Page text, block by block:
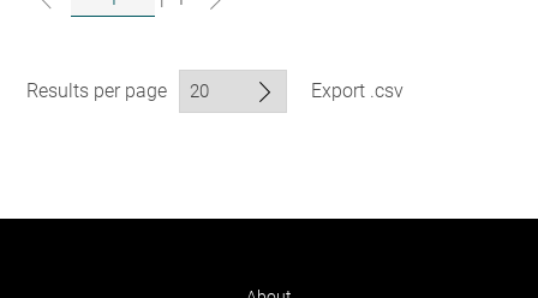
Results per page Export .csv